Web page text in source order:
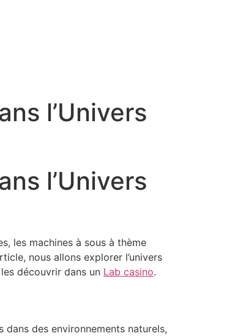
l’Univers
l’Univers
les machines à sous à thème
nous allons explorer l’univers
découvrir dans un Lab casino.
des environnements naturels,